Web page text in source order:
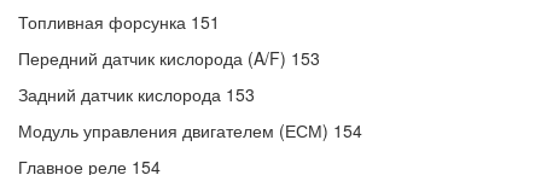
Топливная форсунка 151
Передний датчик кислорода (A/F) 153
Задний датчик кислорода 153
Модуль управления двигателем (ЕСМ) 154
Главное реле 154